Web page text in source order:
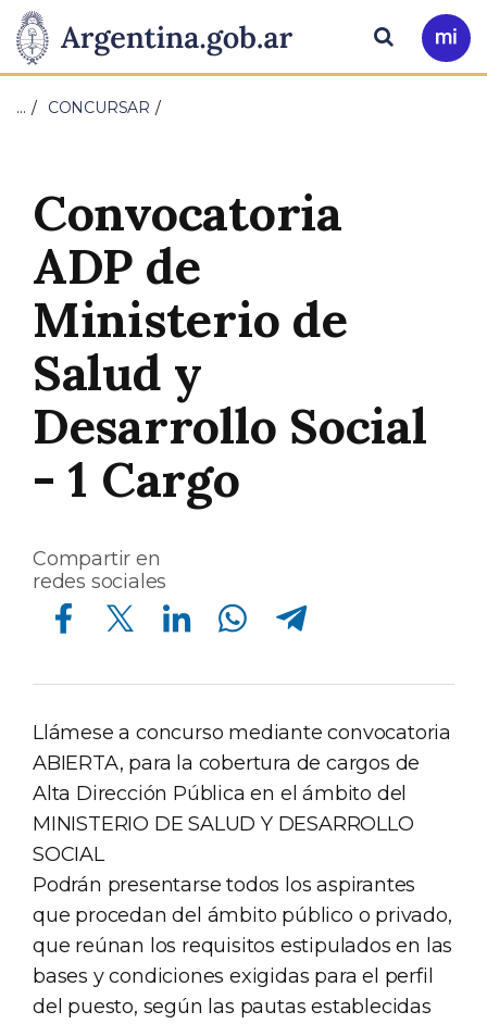
Presidencia
de
Nación
Pasar al contenido principal
Ir
a
Buscar
… CONCURSAR
Convocatoria
ADP de
Ministerio de
Salud y
Desarrollo Social
- 1 Cargo
Compartir en
redes sociales
Compartir en Facebook Compartir en Twitter Compartir en Linkedin Compartir en Whatsapp Compartir en Telegram
Llámese a concurso mediante convocatoria
ABIERTA, para la cobertura de cargos de
Alta Dirección Pública en el ámbito del
MINISTERIO DE SALUD Y DESARROLLO
SOCIAL
Podrán presentarse todos los aspirantes
que procedan del ámbito público o privado,
que reúnan los requisitos estipulados en las
bases y condiciones exigidas para el perfil
del puesto, según las pautas establecidas